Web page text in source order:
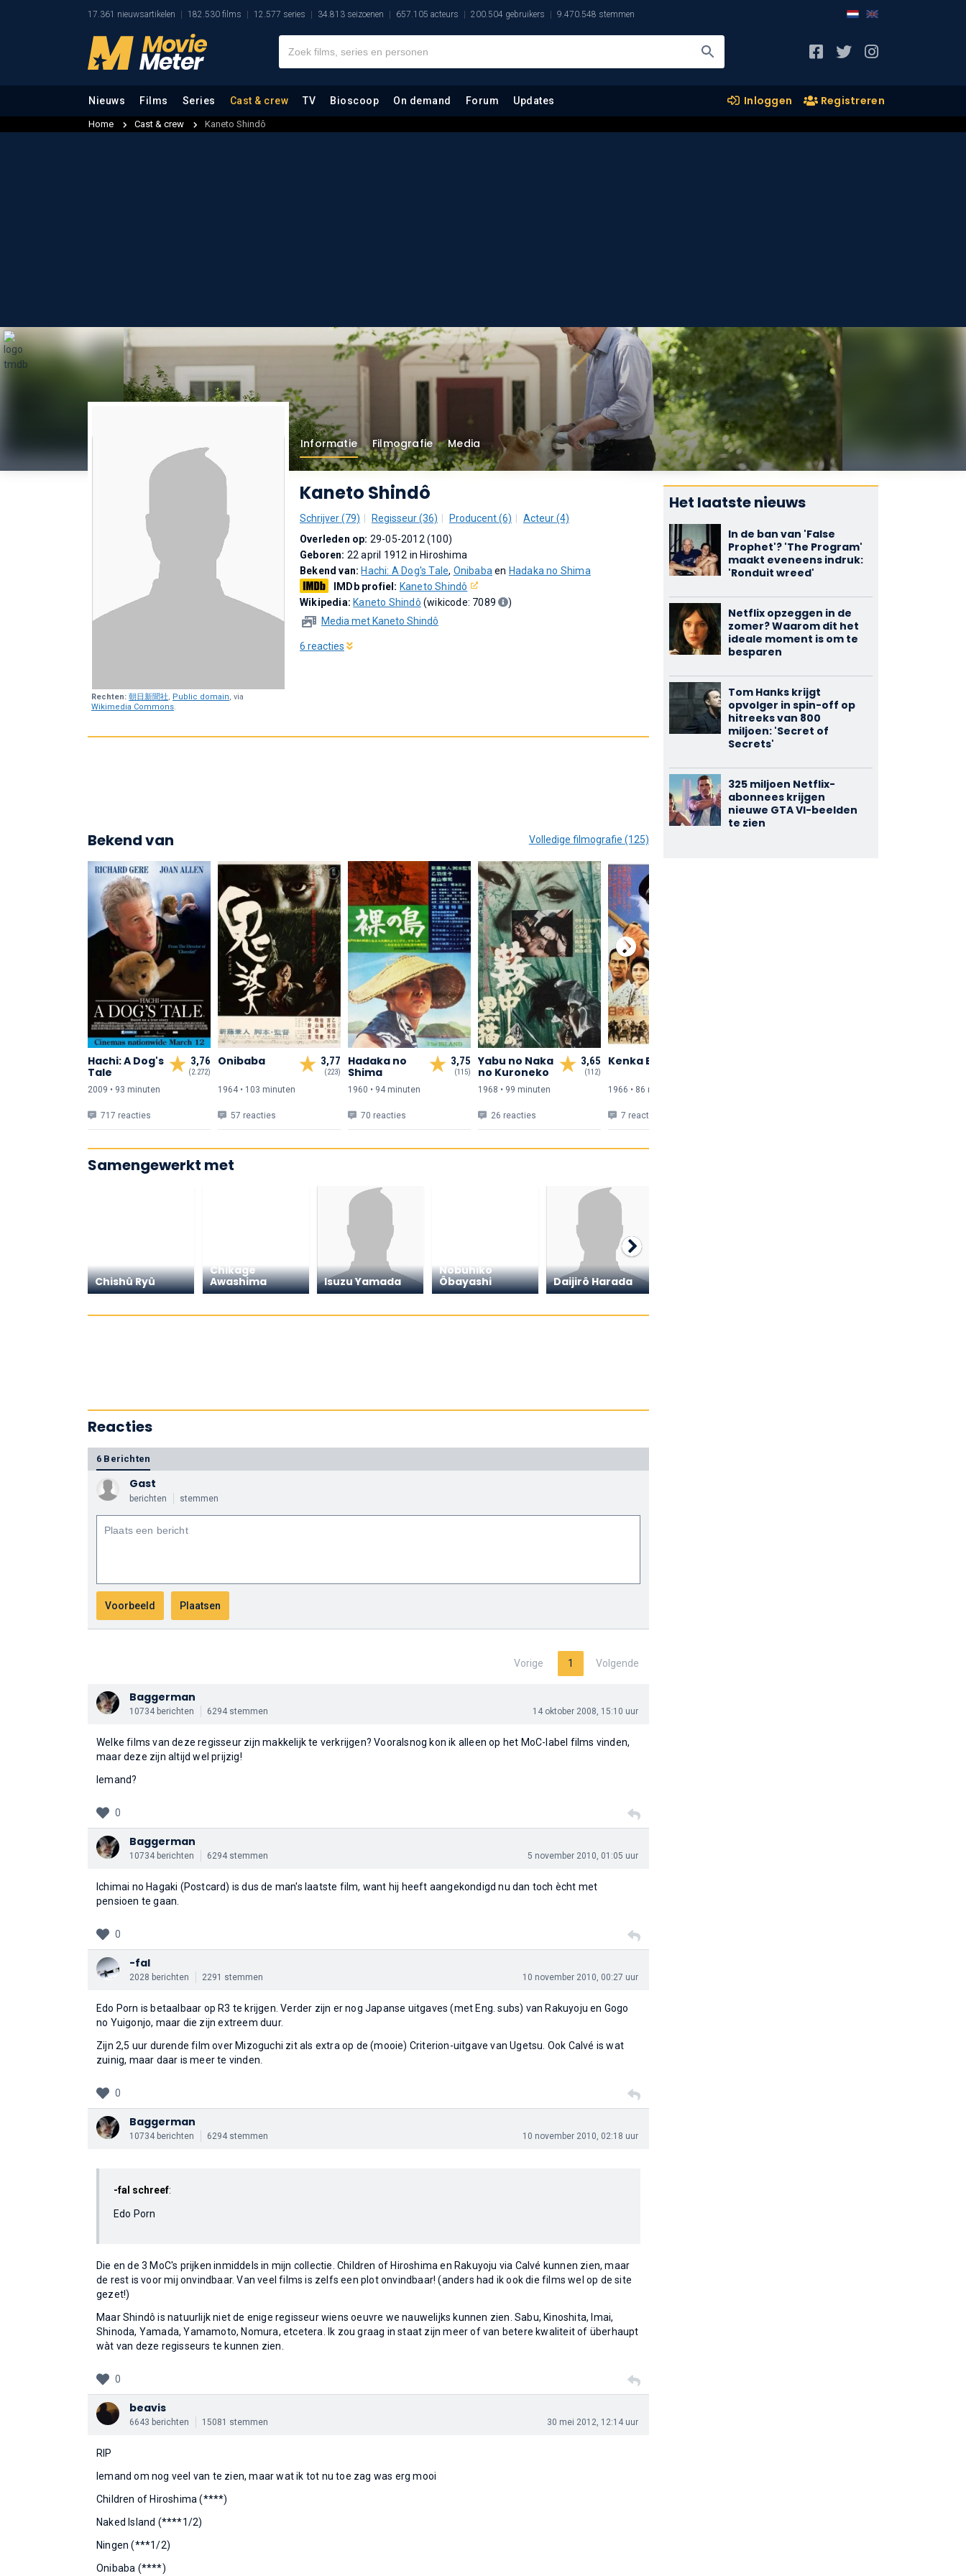
17.361 nieuwsartikelen 182.530 films 12.577 series 34.813 seizoenen 657.105 acteurs 200.504 gebruikers 9.470.548 stemmen
Nieuws Films Series Cast & crew TV Bioscoop On demand Forum Updates Inloggen Registreren
Home Cast & crew Kaneto Shindô
Rechten: 朝日新聞社, Public domain, via
Wikimedia Commons.
Informatie Filmografie Media
Kaneto Shindô
Schrijver (79) Regisseur (36) Producent (6)
Acteur (4)
Overleden op: 29-05-2012 (100)
Geboren: 22 april 1912 in Hiroshima
Bekend van: Hachi: A Dog's Tale, Onibaba en Hadaka no Shima
IMDb profiel: Kaneto Shindô
Wikipedia: Kaneto Shindô (wikicode: 7089
)
Media met Kaneto Shindô
6 reacties
Bekend van Volledige filmografie (125)
3,76
(2.272)
Hachi: A Dog's
Tale
2009 • 93 minuten
717 reacties
3,77
(223)
Onibaba
1964 • 103 minuten
57 reacties
3,75
(115)
Hadaka no
Shima
1960 • 94 minuten
70 reacties
3,65
(112)
Yabu no Naka
no Kuroneko
1968 • 99 minuten
26 reacties
Kenka Erejî
1966 • 86 min
7 reacties
Samengewerkt met
Chishû Ryû
Chikage
Awashima
Isuzu Yamada
Nobuhiko
Ôbayashi
Daijirô Harada
Reacties
6 Berichten
Gast
berichten stemmen
Vorige 1 Volgende
Baggerman
10734 berichten 6294 stemmen 14 oktober 2008, 15:10 uur
Welke films van deze regisseur zijn makkelijk te verkrijgen? Vooralsnog kon ik alleen op het MoC-label films vinden,
maar deze zijn altijd wel prijzig!
Iemand?
0
Baggerman
10734 berichten 6294 stemmen 5 november 2010, 01:05 uur
Ichimai no Hagaki (Postcard) is dus de man's laatste film, want hij heeft aangekondigd nu dan toch ècht met
pensioen te gaan.
0
-fal
2028 berichten 2291 stemmen 10 november 2010, 00:27 uur
Edo Porn is betaalbaar op R3 te krijgen. Verder zijn er nog Japanse uitgaves (met Eng. subs) van Rakuyoju en Gogo
no Yuigonjo, maar die zijn extreem duur.
Zijn 2,5 uur durende film over Mizoguchi zit als extra op de (mooie) Criterion-uitgave van Ugetsu. Ook Calvé is wat
zuinig, maar daar is meer te vinden.
0
Baggerman
10734 berichten 6294 stemmen 10 november 2010, 02:18 uur
-fal schreef:
Edo Porn
Die en de 3 MoC's prijken inmiddels in mijn collectie. Children of Hiroshima en Rakuyoju via Calvé kunnen zien, maar
de rest is voor mij onvindbaar. Van veel films is zelfs een plot onvindbaar! (anders had ik ook die films wel op de site
gezet!)
Maar Shindô is natuurlijk niet de enige regisseur wiens oeuvre we nauwelijks kunnen zien. Sabu, Kinoshita, Imai,
Shinoda, Yamada, Yamamoto, Nomura, etcetera. Ik zou graag in staat zijn meer of van betere kwaliteit of überhaupt
wàt van deze regisseurs te kunnen zien.
0
beavis
6643 berichten 15081 stemmen 30 mei 2012, 12:14 uur
RIP
Iemand om nog veel van te zien, maar wat ik tot nu toe zag was erg mooi
Children of Hiroshima (****)
Naked Island (****1/2)
Ningen (***1/2)
Onibaba (****)
Het laatste nieuws
In de ban van 'False
Prophet'? 'The Program'
maakt eveneens indruk:
'Ronduit wreed'
Netflix opzeggen in de
zomer? Waarom dit het
ideale moment is om te
besparen
Tom Hanks krijgt
opvolger in spin-off op
hitreeks van 800
miljoen: 'Secret of
Secrets'
325 miljoen Netflix-
abonnees krijgen
nieuwe GTA VI-beelden
te zien